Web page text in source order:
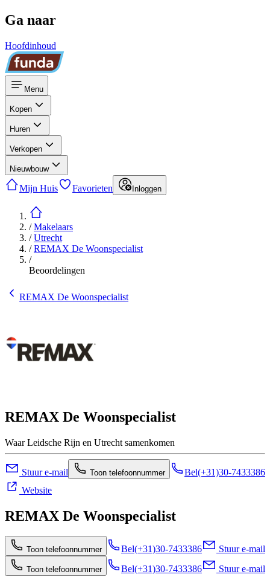
Ga naar
Hoofdinhoud
Menu
Kopen
Huren
Verkopen
Nieuwbouw
Mijn Huis Favorieten Inloggen
/Makelaars
/Utrecht
/REMAX De Woonspecialist
/
Beoordelingen
REMAX De Woonspecialist
REMAX De Woonspecialist
Waar Leidsche Rijn en Utrecht samenkomen
Stuur e-mail Toon telefoonnummer Bel(+31)30-7433386
Website
REMAX De Woonspecialist
Toon telefoonnummer Bel(+31)30-7433386 Stuur e-mail
Toon telefoonnummer Bel(+31)30-7433386 Stuur e-mail